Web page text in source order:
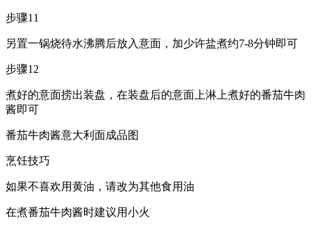
步骤11
另置一锅烧待水沸腾后放入意面，加少许盐煮约7-8分钟即可
步骤12
煮好的意面捞出装盘，在装盘后的意面上淋上煮好的番茄牛肉
酱即可
番茄牛肉酱意大利面成品图
烹饪技巧
如果不喜欢用黄油，请改为其他食用油
在煮番茄牛肉酱时建议用小火